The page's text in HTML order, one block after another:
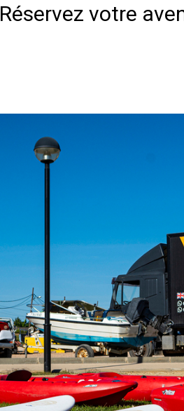
Réservez votre